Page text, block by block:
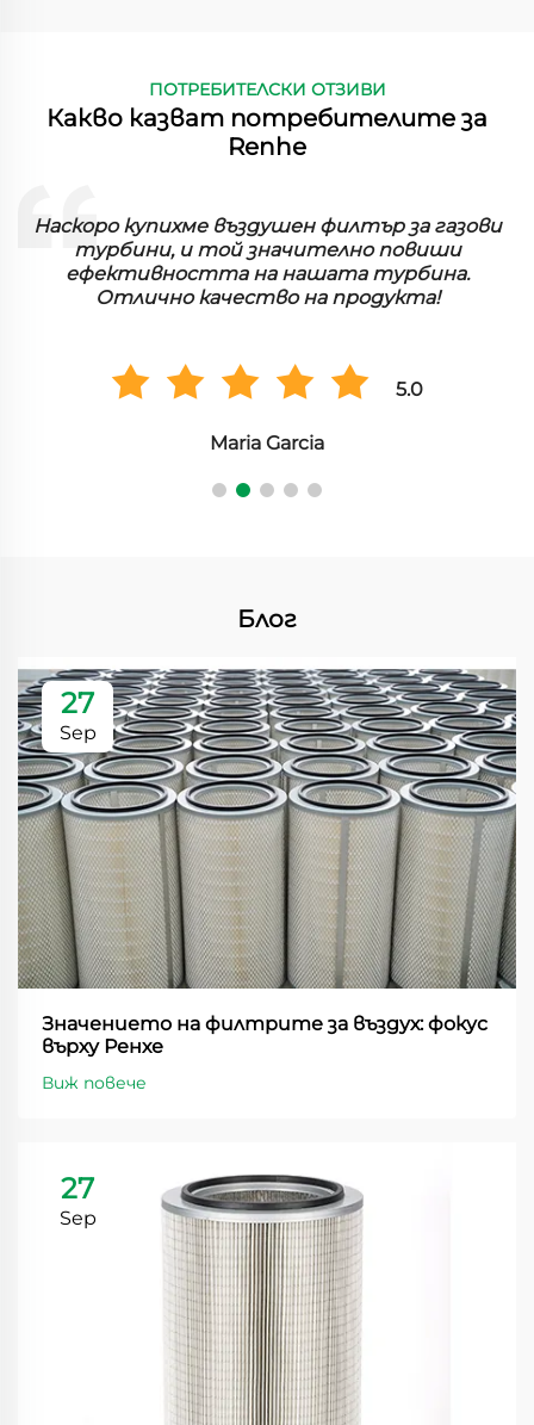
ПОТРЕБИТЕЛСКИ ОТЗИВИ
Какво казват потребителите за
Renhe
Наскоро купихме въздушен филтър за газови
турбини, и той значително повиши
ефективността на нашата турбина.
Отлично качество на продукта!
5.0
Maria Garcia
Блог
27
Sep
Значението на филтрите за въздух: фокус
върху Ренхе
Виж повече
27
Sep